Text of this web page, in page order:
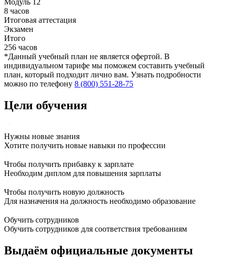
Модуль 12
8 часов
Итоговая аттестация
Экзамен
Итого
256 часов
*Данный учебный план не является офертой. В
индивидуальном тарифе мы поможем составить учебный
план, который подходит лично вам. Узнать подробности
можно по телефону 8 (800) 551-28-75
Цели обучения
Нужны новые знания
Хотите получить новые навыки по профессии
Чтобы получить прибавку к зарплате
Необходим диплом для повышения зарплаты
Чтобы получить новую должность
Для назначения на должность необходимо образование
Обучить сотрудников
Обучить сотрудников для соответствия требованиям
Выдаём официальные документы